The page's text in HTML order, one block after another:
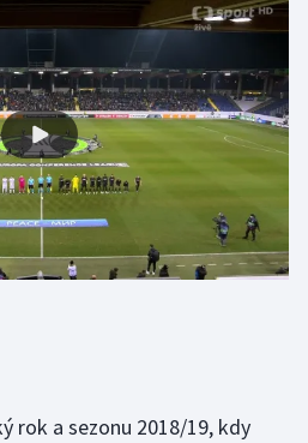
rok a sezonu 2018/19, kdy